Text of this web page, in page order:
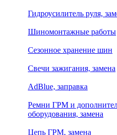
Гидроусилитель руля,
Шиномонтажные работы
Сезонное хранение шин
Свечи зажигания, замена
AdBlue, заправка
Ремни ГРМ и
оборудования, замена
Цепь ГРМ, замена